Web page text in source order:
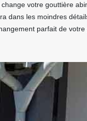
votre gouttière
dans les moindres
parfait de